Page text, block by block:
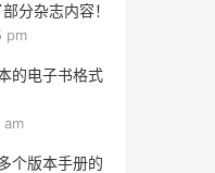
分杂志内容！
pm
的电子书格式
am
个版本手册的